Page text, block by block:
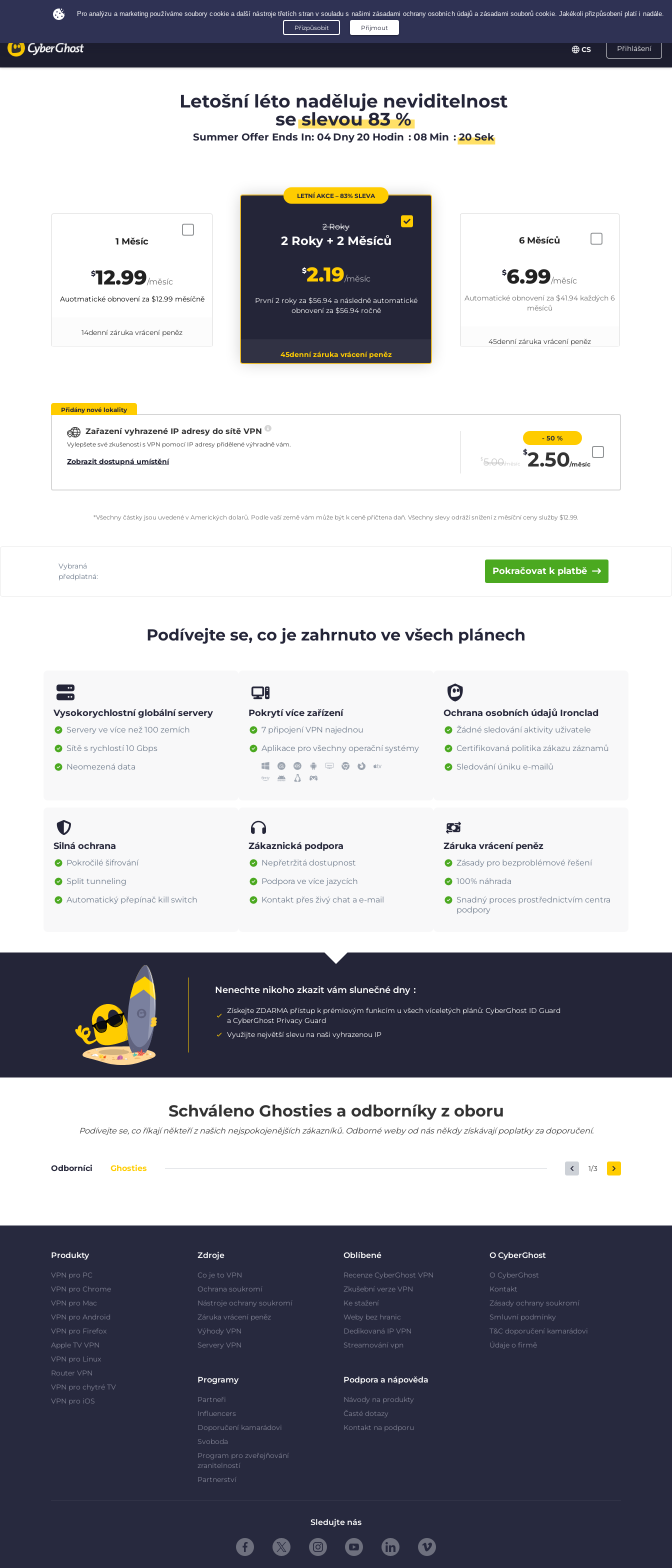
Přihlášení
CS
Letošní léto naděluje neviditelnost
seslevou 83 %
Summer Offer Ends In: 04 Dny 20 Hodin : 08 Min : 20 Sek
LETNÍ AKCE – 83% SLEVA
2 Roky
2 Roky + 2 Měsíců
$2.19/měsíc
První 2 roky za $56.94a následně automatické
obnovení za $56.94ročně
45denní záruka vrácení peněz
6 Měsíců
$6.99/měsíc
Automatické obnovení za $41.94každých 6
měsíců
45denní záruka vrácení peněz
1 Měsíc
$12.99/měsíc
Auotmatické obnovení za $12.99 měsíčně
14denní záruka vrácení peněz
Přidány nové lokality
Zařazení vyhrazené IP adresy do sítě VPN
Vylepšete své zkušenosti s VPN pomocí IP adresy přidělené výhradně vám.
Zobrazit dostupná umístění $5.00/měsíc
- 50 %
$2.50/měsíc
*Všechny částky jsou uvedené v Amerických dolarů. Podle vaší země vám může být k ceně přičtena daň. Všechny slevy odráží snížení z měsíční ceny služby $12.99
Vybraná
předplatná:
Pokračovat k platbě
Podívejte se, co je zahrnuto ve všech plánech
Vysokorychlostní globální servery
Servery ve více než 100 zemích
Sítě s rychlostí 10 Gbps
Neomezená data
Pokrytí více zařízení
7 připojení VPN najednou
Aplikace pro všechny operační systémy
Ochrana osobních údajů Ironclad
Žádné sledování aktivity uživatele
Certifikovaná politika zákazu záznamů
Sledování úniku e-mailů
Silná ochrana
Pokročilé šifrování
Split tunneling
Automatický přepínač kill switch
Zákaznická podpora
Nepřetržitá dostupnost
Podpora ve více jazycích
Kontakt přes živý chat a e-mail
Záruka vrácení peněz
Zásady pro bezproblémové řešení
100% náhrada
Snadný proces prostřednictvím centra
podpory
Nenechte nikoho zkazit vám slunečné dny：
Získejte ZDARMA přístup k prémiovým funkcím u všech víceletých plánů: CyberGhost ID Guard
a CyberGhost Privacy Guard
Využijte největší slevu na naši vyhrazenou IP
Schváleno Ghosties a odborníky z oboru
Podívejte se, co říkají někteří z našich nejspokojenějších zákazníků. Odborné weby od nás někdy získávají poplatky za doporučení.
Odborníci Ghosties 1/3
Produkty
VPN pro PC
VPN pro Chrome
VPN pro Mac
VPN pro Android
VPN pro Firefox
Apple TV VPN
VPN pro Linux
Router VPN
VPN pro chytré TV
VPN pro iOS
Zdroje
Co je to VPN
Ochrana soukromí
Nástroje ochrany soukromí
Záruka vrácení peněz
Výhody VPN
Servery VPN
Oblíbené
Recenze CyberGhost VPN
Zkušební verze VPN
Ke stažení
Weby bez hranic
Dedikovaná IP VPN
Streamování vpn
O CyberGhost
O CyberGhost
Kontakt
Zásady ochrany soukromí
Smluvní podmínky
T&C doporučení kamarádovi
Údaje o firmě
Programy
Partneři
Influencers
Doporučení kamarádovi
Svoboda
Program pro zveřejňování
zranitelností
Partnerství
Podpora a nápověda
Návody na produkty
Časté dotazy
Kontakt na podporu
Sledujte nás